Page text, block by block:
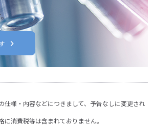
仕様・内容などにつきまして、予告なしに変更され
に消費税等は含まれておりません。